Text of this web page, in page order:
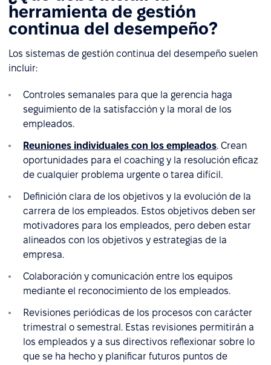
herramienta de gestión
continua del desempeño?
Los sistemas de gestión continua del desempeño suelen
incluir:
Controles semanales para que la gerencia haga
seguimiento de la satisfacción y la moral de los
empleados.
Reuniones individuales con los empleados. Crean
oportunidades para el coaching y la resolución eficaz
de cualquier problema urgente o tarea difícil.
Definición clara de los objetivos y la evolución de la
carrera de los empleados. Estos objetivos deben ser
motivadores para los empleados, pero deben estar
alineados con los objetivos y estrategias de la
empresa.
Colaboración y comunicación entre los equipos
mediante el reconocimiento de los empleados.
Revisiones periódicas de los procesos con carácter
trimestral o semestral. Estas revisiones permitirán a
los empleados y a sus directivos reflexionar sobre lo
que se ha hecho y planificar futuros puntos de